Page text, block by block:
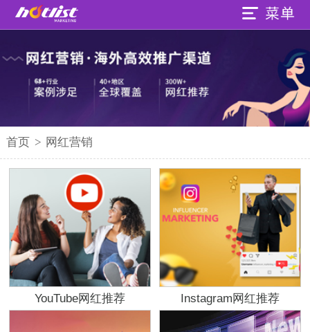
首页 > 网红营销
YouTube网红推荐 Instagram网红推荐